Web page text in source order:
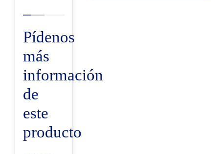
Pídenos
más
información
de
este
producto